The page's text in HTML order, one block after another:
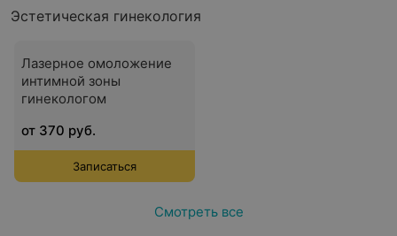
Эстетическая гинекология
Лазерное омоложение
интимной зоны
гинекологом
от 370 руб.
Записаться
Смотреть все